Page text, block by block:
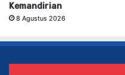
Kemandirian
8 Agustus 2026